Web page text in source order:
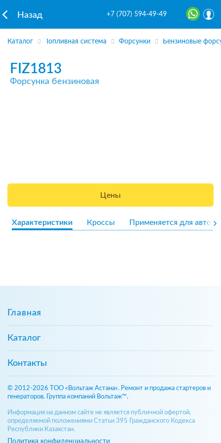
Назад +7 (707) 594-49-49
Каталог Топливная система Форсунки Бензиновые
FIZ1813
Форсунка бензиновая
Цены
Характеристики Кроссы Применяется для авто
Главная
Каталог
Контакты
© 2012-2026 ТОО «Вольтаж Астана». Ремонт и продажа стартеров и
генераторов. Группа компаний Вольтаж™.
Информация на данном сайте не является публичной офертой,
определяемой положениями Статьи 395 Гражданского Кодекса
Республики Казахстан.
Политика конфиденциальности